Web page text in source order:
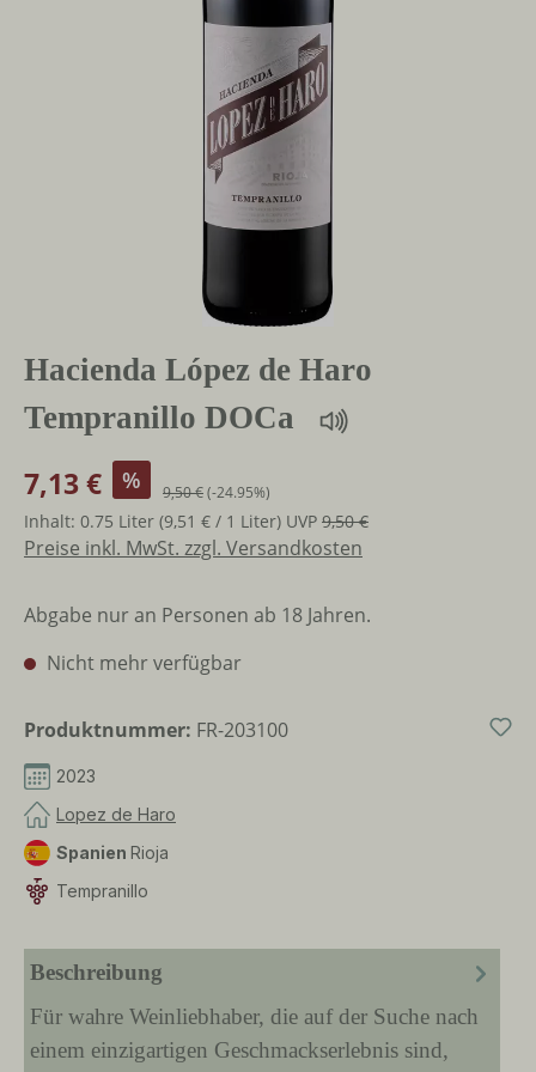
Hacienda López de Haro
Tempranillo DOCa
7,13 € % 9,50 €(-24.95%)
Inhalt: 0.75 Liter (9,51 € / 1 Liter) UVP 9,50 €
Preise inkl. MwSt. zzgl. Versandkosten
Abgabe nur an Personen ab 18 Jahren.
Nicht mehr verfügbar
Produktnummer: FR-203100
2023
Lopez de Haro
Spanien Rioja
Tempranillo
Beschreibung
Für wahre Weinliebhaber, die auf der Suche nach
einem einzigartigen Geschmackserlebnis sind,